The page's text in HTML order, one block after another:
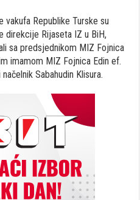
vakufa Republike Turske su
direkcije Rijaseta IZ u BiH,
sa predsjednikom MIZ Fojnica
imamom MIZ Fojnica Edin ef.
Sabahudin Klisura.